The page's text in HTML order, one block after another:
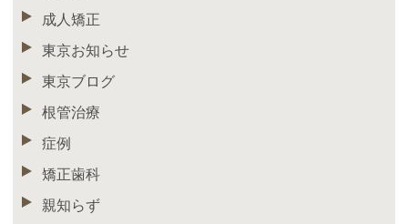
成人矯正
東京お知らせ
東京ブログ
根管治療
症例
矯正歯科
親知らず